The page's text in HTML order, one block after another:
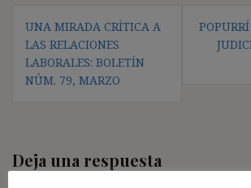
Navegación
de
entradas
UNA MIRADA CRÍTICA A
LAS RELACIONES
LABORALES: BOLETÍN
NÚM. 79, MARZO
Deja una respuesta